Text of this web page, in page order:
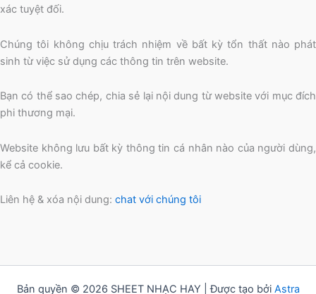
xác tuyệt đối.
Chúng tôi không chịu trách nhiệm về bất kỳ tổn thất nào phát
sinh từ việc sử dụng các thông tin trên website.
Bạn có thể sao chép, chia sẻ lại nội dung từ website với mục đích
phi thương mại.
Website không lưu bất kỳ thông tin cá nhân nào của người dùng,
kể cả cookie.
Liên hệ & xóa nội dung: chat với chúng tôi
Bản quyền © 2026 SHEET NHẠC HAY | Được tạo bởi Astra